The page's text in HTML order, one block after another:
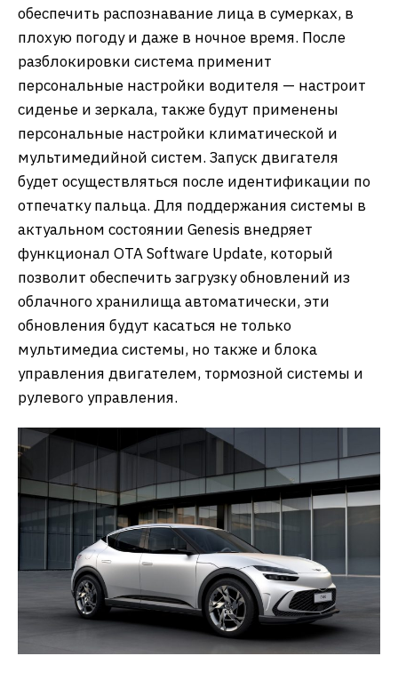
обеспечить распознавание лица в сумерках, в
плохую погоду и даже в ночное время. После
разблокировки система применит
персональные настройки водителя — настроит
сиденье и зеркала, также будут применены
персональные настройки климатической и
мультимедийной систем. Запуск двигателя
будет осуществляться после идентификации по
отпечатку пальца. Для поддержания системы в
актуальном состоянии Genesis внедряет
функционал OTA Software Update, который
позволит обеспечить загрузку обновлений из
облачного хранилища автоматически, эти
обновления будут касаться не только
мультимедиа системы, но также и блока
управления двигателем, тормозной системы и
рулевого управления.